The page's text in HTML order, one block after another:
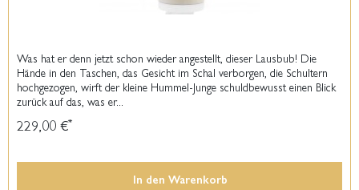
Was hat er denn jetzt schon wieder angestellt, dieser Lausbub! Die
Hände in den Taschen, das Gesicht im Schal verborgen, die Schultern
hochgezogen, wirft der kleine Hummel-Junge schuldbewusst einen Blick
zurück auf das, was er...
229,00 €*
In den Warenkorb